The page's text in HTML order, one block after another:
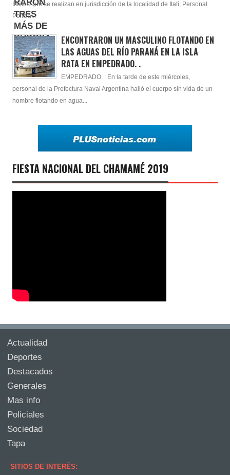
Ilícitos que se realizan en jurisdicción de la localidad de Itatí, Personal
Policia...
ENCONTRARON UN MASCULINO FLOTANDO EN
LAS AGUAS DEL RÍO PARANÁ EN LA ISLA
RATA EN EMPEDRADO. .
EMPEDRADO. : En la tarde de este miércoles,
personal de la Prefectura Naval Argentina halló el cuerpo sin vida de un
hombre flotando en agua...
FIESTA NACIONAL DEL CHAMAMÉ 2019
Actualidad
Deportes
Destacados
Generales
Mas info
Policiales
Sociedad
Tapa
SITIOS DE INTERÉS: